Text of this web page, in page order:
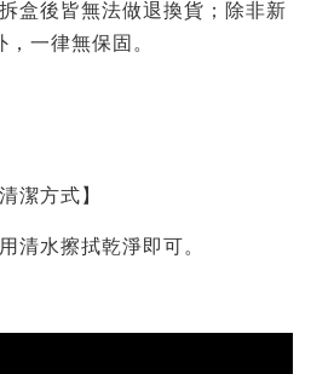
盒後皆無法做退換貨；除非新
，一律無保固。
清潔方式】
清水擦拭乾淨即可。